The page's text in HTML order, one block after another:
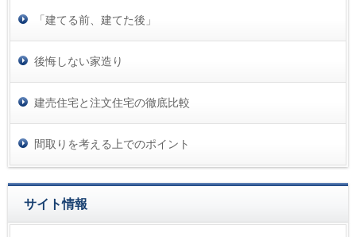
「建てる前、建てた後」
後悔しない家造り
建売住宅と注文住宅の徹底比較
間取りを考える上でのポイント
サイト情報